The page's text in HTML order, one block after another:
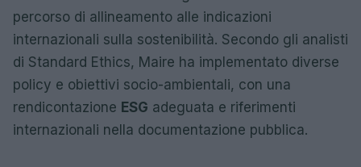
percorso di allineamento alle indicazioni
internazionali sulla sostenibilità. Secondo gli analisti
di Standard Ethics, Maire ha implementato diverse
policy e obiettivi socio-ambientali, con una
rendicontazione ESG adeguata e riferimenti
internazionali nella documentazione pubblica.